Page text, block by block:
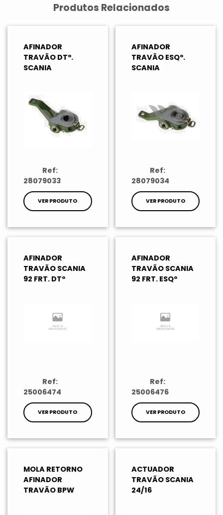
Produtos Relacionados
AFINADOR
TRAVÃO DTº.
SCANIA
Ref:
28079033
VER PRODUTO
AFINADOR
TRAVÃO ESQº.
SCANIA
Ref:
28079034
VER PRODUTO
AFINADOR
TRAVÃO SCANIA
92 FRT. DTº
Ref:
25006474
VER PRODUTO
AFINADOR
TRAVÃO SCANIA
92 FRT. ESQº
Ref:
25006476
VER PRODUTO
MOLA RETORNO
AFINADOR
TRAVÃO BPW
ACTUADOR
TRAVÃO SCANIA
24/16